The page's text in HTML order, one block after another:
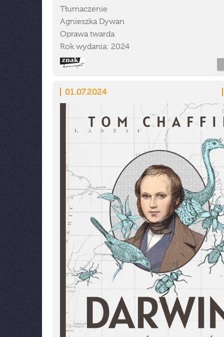
Tłumaczenie
Agnieszka Dywan
Oprawa twarda
Rok wydania: 2024
01.07.2024